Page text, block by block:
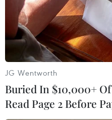
#Đan Mạch #Chính phủ
#Thuế
Đan Mạch
Theo dõi VietnamPlus
JG Wentworth
Buried In $10,000+
Read Page 2 Before